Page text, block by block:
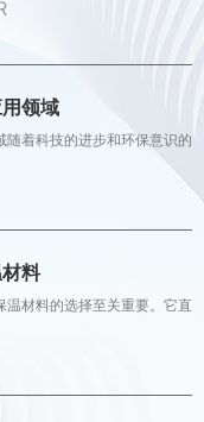
领域
随着科技的进步和环保意识的
料
温材料的选择至关重要。它直